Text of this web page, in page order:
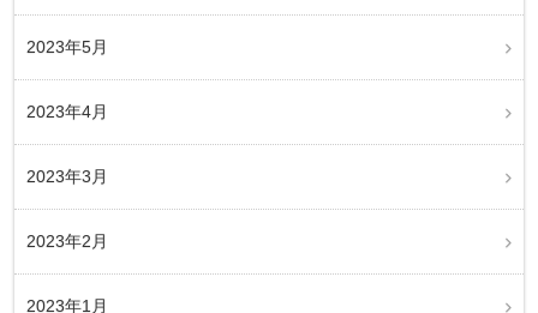
2023年5月
2023年4月
2023年3月
2023年2月
2023年1月